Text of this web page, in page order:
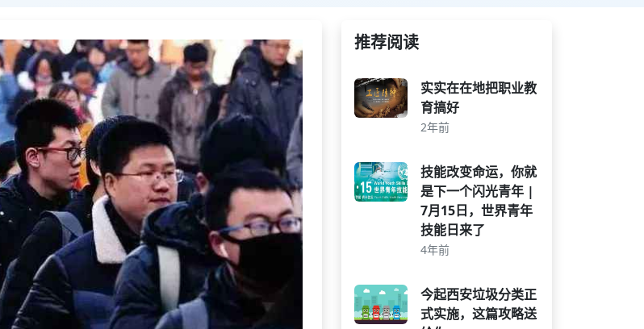
推荐阅读
实实在在地把职业教
育搞好
2年前
技能改变命运，你就
是下一个闪光青年 |
7月15日，世界青年
技能日来了
4年前
今起西安垃圾分类正
式实施，这篇攻略送